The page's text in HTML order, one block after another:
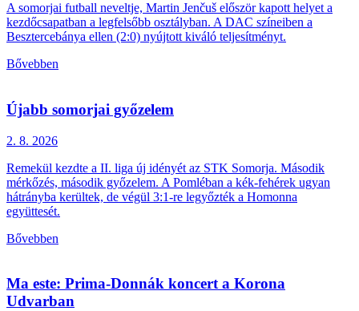
A somorjai futball neveltje, Martin Jenčuš először kapott helyet a
kezdőcsapatban a legfelsőbb osztályban. A DAC színeiben a
Besztercebánya ellen (2:0) nyújtott kiváló teljesítményt.
Bővebben
Újabb somorjai győzelem
2. 8. 2026
Remekül kezdte a II. liga új idényét az STK Somorja. Második
mérkőzés, második győzelem. A Pomléban a kék-fehérek ugyan
hátrányba kerültek, de végül 3:1-re legyőzték a Homonna
együttesét.
Bővebben
Ma este: Prima-Donnák koncert a Korona
Udvarban